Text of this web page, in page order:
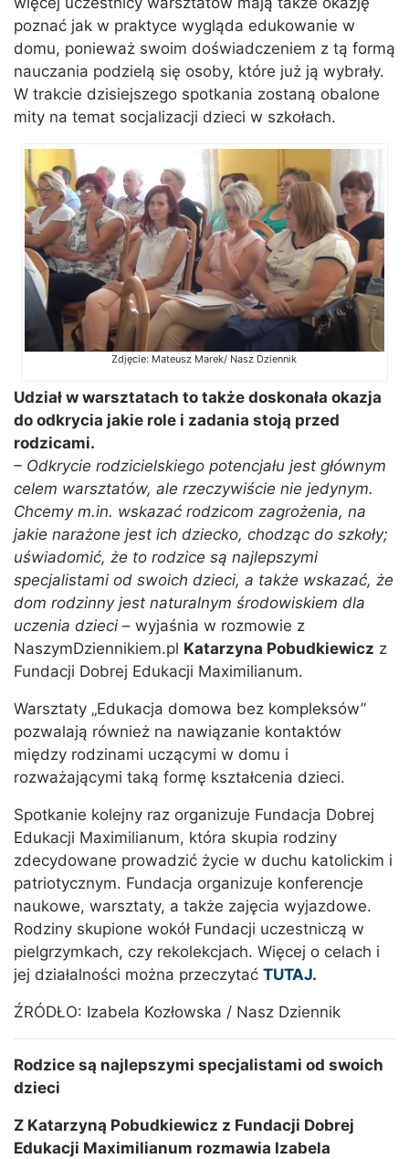
poznać jak w praktyce wygląda edukowanie w
domu, ponieważ swoim doświadczeniem z tą formą
nauczania podzielą się osoby, które już ją wybrały.
W trakcie dzisiejszego spotkania zostaną obalone
mity na temat socjalizacji dzieci w szkołach.
Zdjęcie: Mateusz Marek/ Nasz Dziennik
Udział w warsztatach to także doskonała okazja
do odkrycia jakie role i zadania stoją przed
rodzicami.
– Odkrycie rodzicielskiego potencjału jest głównym
celem warsztatów, ale rzeczywiście nie jedynym.
Chcemy m.in. wskazać rodzicom zagrożenia, na
jakie narażone jest ich dziecko, chodząc do szkoły;
uświadomić, że to rodzice są najlepszymi
specjalistami od swoich dzieci, a także wskazać, że
dom rodzinny jest naturalnym środowiskiem dla
uczenia dzieci – wyjaśnia w rozmowie z
NaszymDziennikiem.pl Katarzyna Pobudkiewicz z
Fundacji Dobrej Edukacji Maximilianum.
Warsztaty „Edukacja domowa bez kompleksów”
pozwalają również na nawiązanie kontaktów
między rodzinami uczącymi w domu i
rozważającymi taką formę kształcenia dzieci.
Spotkanie kolejny raz organizuje Fundacja Dobrej
Edukacji Maximilianum, która skupia rodziny
zdecydowane prowadzić życie w duchu katolickim i
patriotycznym. Fundacja organizuje konferencje
naukowe, warsztaty, a także zajęcia wyjazdowe.
Rodziny skupione wokół Fundacji uczestniczą w
pielgrzymkach, czy rekolekcjach. Więcej o celach i
jej działalności można przeczytać TUTAJ.
ŹRÓDŁO: Izabela Kozłowska / Nasz Dziennik
Rodzice są najlepszymi specjalistami od swoich
dzieci
Z Katarzyną Pobudkiewicz z Fundacji Dobrej
Edukacji Maximilianum rozmawia Izabela